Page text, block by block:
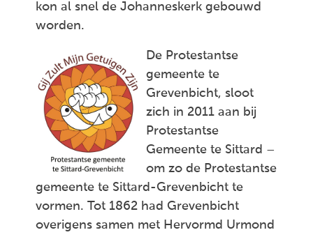
kon al snel de Johanneskerk gebouwd
worden.
De Protestantse
gemeente te
Grevenbicht, sloot
zich in 2011 aan bij
Protestantse
Gemeente te Sittard –
om zo de Protestantse
gemeente te Sittard-Grevenbicht te
vormen. Tot 1862 had Grevenbicht
overigens samen met Hervormd Urmond